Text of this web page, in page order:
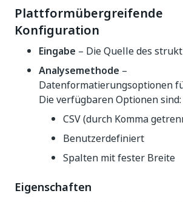
Plattformübergreifende
Konfiguration
Eingabe – Die Quelle des
Analysemethode –
Datenformatierungsoptionen
Die verfügbaren Optionen sind:
CSV (durch Komma
Benutzerdefiniert
Spalten mit fester Breite
Eigenschaften